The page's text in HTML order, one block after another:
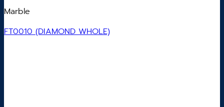
Marble
FT0010 (DIAMOND WHOLE)